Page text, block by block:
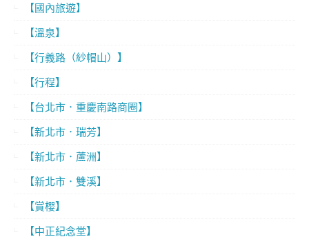
【國內旅遊】
【溫泉】
【行義路（紗帽山）】
【行程】
【台北市．重慶南路商圈】
【新北市．瑞芳】
【新北市．蘆洲】
【新北市．雙溪】
【賞櫻】
【中正紀念堂】